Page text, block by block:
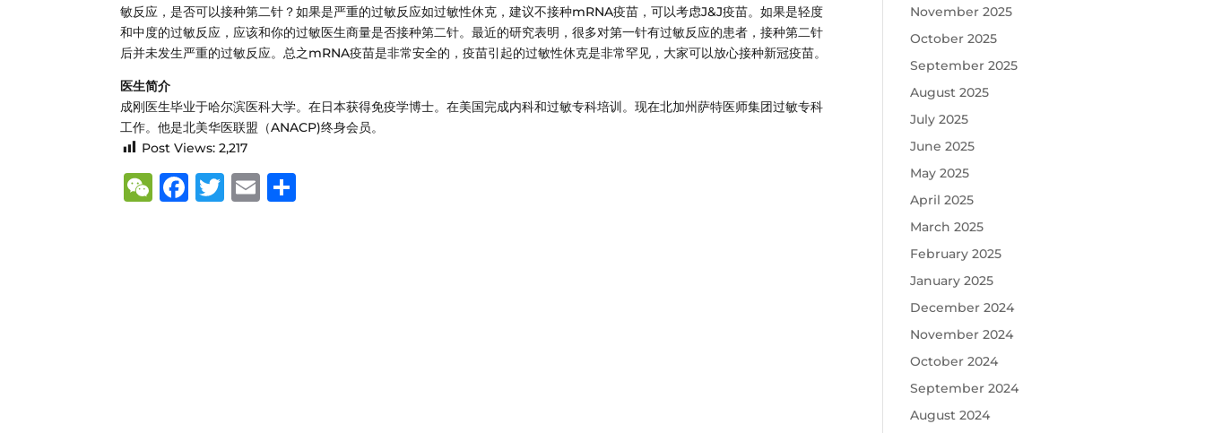
敏反应，是否可以接种第二针？如果是严重的过敏反应如过敏性休克，建议不接种mRNA疫苗，可以考虑J&J疫苗。如果是轻度
和中度的过敏反应，应该和你的过敏医生商量是否接种第二针。最近的研究表明，很多对第一针有过敏反应的患者，接种第二针
后并未发生严重的过敏反应。总之mRNA疫苗是非常安全的，疫苗引起的过敏性休克是非常罕见，大家可以放心接种新冠疫苗。
医生简介
成刚医生毕业于哈尔滨医科大学。在日本获得免疫学博士。在美国完成内科和过敏专科培训。现在北加州萨特医师集团过敏专科
工作。他是北美华医联盟（ANACP)终身会员。
Post Views: 2,217
W F
T
E
November 2025
October 2025
September 2025
August 2025
July 2025
June 2025
May 2025
April 2025
March 2025
February 2025
January 2025
December 2024
November 2024
October 2024
September 2024
August 2024